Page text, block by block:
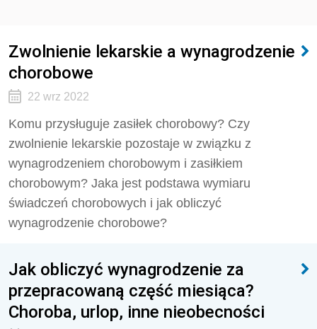
Zwolnienie lekarskie a wynagrodzenie
chorobowe
22 wrz 2022
Komu przysługuje zasiłek chorobowy? Czy
zwolnienie lekarskie pozostaje w związku z
wynagrodzeniem chorobowym i zasiłkiem
chorobowym? Jaka jest podstawa wymiaru
świadczeń chorobowych i jak obliczyć
wynagrodzenie chorobowe?
Jak obliczyć wynagrodzenie za
przepracowaną część miesiąca?
Choroba, urlop, inne nieobecności